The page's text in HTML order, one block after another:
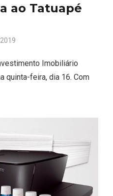
ao Tatuapé
Imobiliário
quinta-feira, dia 16. Com